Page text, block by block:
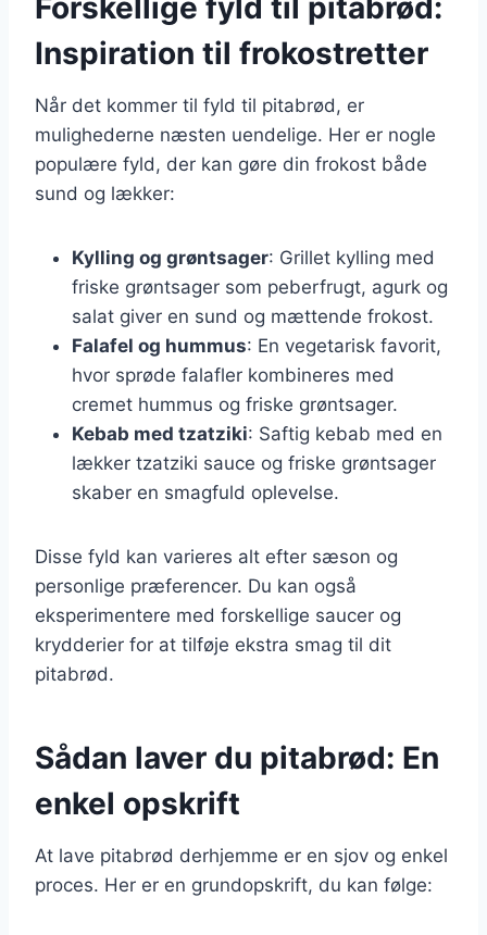
Inspiration til frokostretter
Når det kommer til fyld til pitabrød, er
mulighederne næsten uendelige. Her er nogle
populære fyld, der kan gøre din frokost både
sund og lækker:
Kylling og grøntsager: Grillet kylling med
friske grøntsager som peberfrugt, agurk og
salat giver en sund og mættende frokost.
Falafel og hummus: En vegetarisk favorit,
hvor sprøde falafler kombineres med
cremet hummus og friske grøntsager.
Kebab med tzatziki: Saftig kebab med en
lækker tzatziki sauce og friske grøntsager
skaber en smagfuld oplevelse.
Disse fyld kan varieres alt efter sæson og
personlige præferencer. Du kan også
eksperimentere med forskellige saucer og
krydderier for at tilføje ekstra smag til dit
pitabrød.
Sådan laver du pitabrød: En
enkel opskrift
At lave pitabrød derhjemme er en sjov og enkel
proces. Her er en grundopskrift, du kan følge: